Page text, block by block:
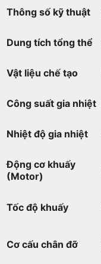
Thông số kỹ thuật
Dung tích tổng thể
Vật liệu chế tạo
Công suất gia nhiệt
Nhiệt độ gia nhiệt
Động cơ khuấy
(Motor)
Tốc độ khuấy
Cơ cấu chân đỡ